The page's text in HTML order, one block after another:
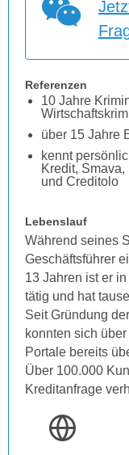
Referenzen
10 Jahre
über 15 Jahre
kennt
Kredit,
und Creditolo
Lebenslauf
Während seines
Geschäftsführer
13 Jahren ist er
tätig und hat
Seit Gründung
konnten sich
Portale bereits
Über 100.000
Kreditanfrage